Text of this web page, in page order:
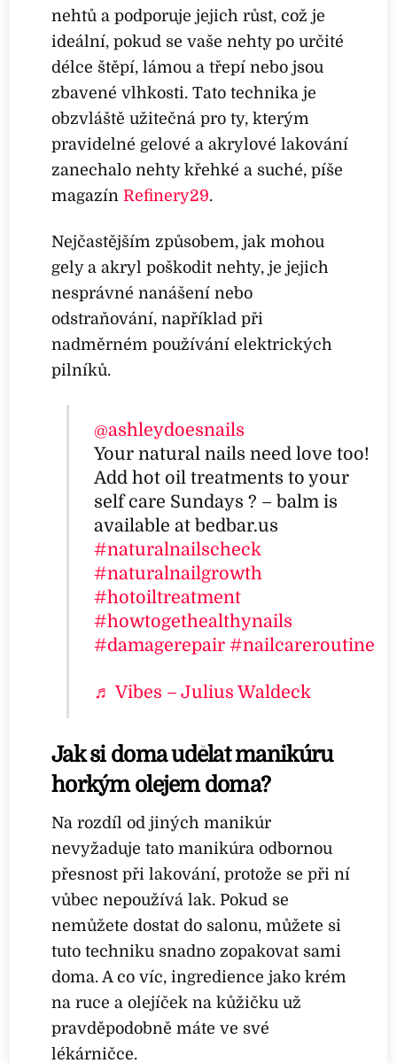
nehtů a podporuje jejich růst, což je
ideální, pokud se vaše nehty po určité
délce štěpí, lámou a třepí nebo jsou
zbavené vlhkosti. Tato technika je
obzvláště užitečná pro ty, kterým
pravidelné gelové a akrylové lakování
zanechalo nehty křehké a suché, píše
magazínRefinery29.
Nejčastějším způsobem, jak mohou
gely a akryl poškodit nehty, je jejich
nesprávné nanášení nebo
odstraňování, například při
nadměrném používání elektrických
pilníků.
@ashleydoesnails
Your natural nails need love too!
Add hot oil treatments to your
self care Sundays ? – balm is
available at bedbar.us
#naturalnailscheck
#naturalnailgrowth
#hotoiltreatment
#howtogethealthynails
#damagerepair #nailcareroutine
♬ Vibes – Julius Waldeck
Jak si doma udělat manikúru
horkým olejem doma?
Na rozdíl od jiných manikúr
nevyžaduje tato manikúra odbornou
přesnost při lakování, protože se při ní
vůbec nepoužívá lak. Pokud se
nemůžete dostat do salonu, můžete si
tuto techniku snadno zopakovat sami
doma. A co víc, ingredience jako krém
na ruce a olejíček na kůžičku už
pravděpodobně máte ve své
lékárničce.